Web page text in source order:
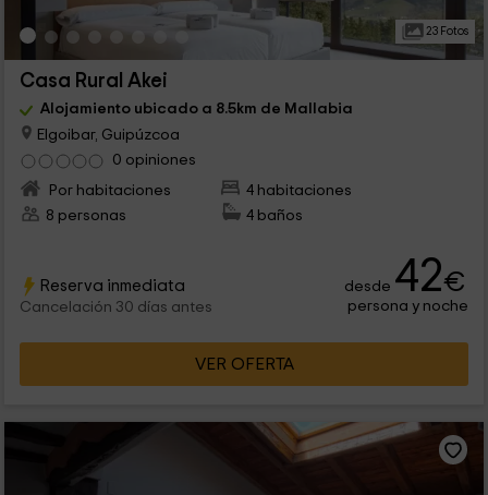
23 Fotos
Casa Rural Akei
Alojamiento ubicado a 8.5km de Mallabia
Elgoibar, Guipúzcoa
0 opiniones
Por habitaciones
4 habitaciones
8 personas
4 baños
Reserva inmediata
Cancelación 30 días antes
desde 42€
persona y noche
VER OFERTA